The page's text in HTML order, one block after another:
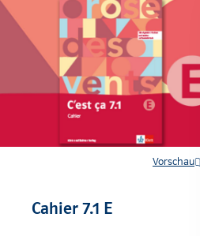
Vorschau
Cahier 7.1 E